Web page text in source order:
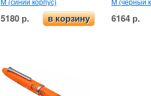
5180 р. в корзину 6164 р.